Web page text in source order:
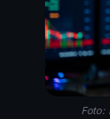
Foto: